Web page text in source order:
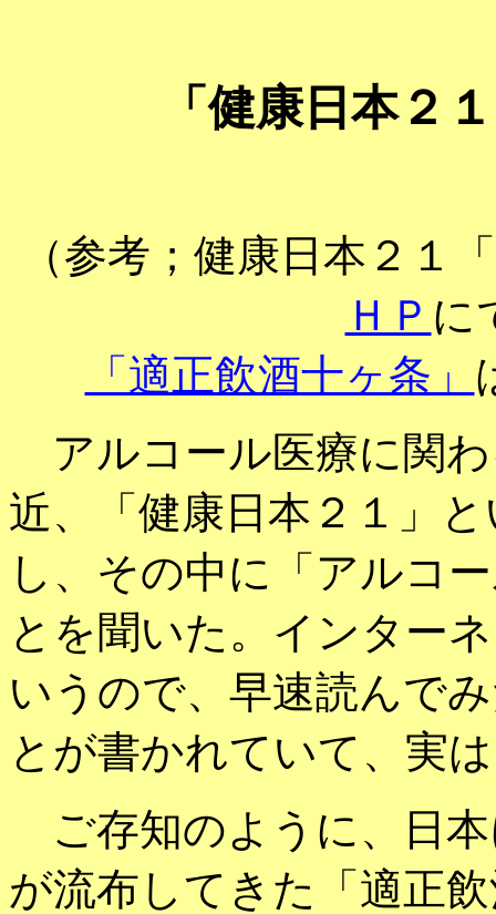
「健康日本２
（参考；健康日本２１
ＨＰ に
「適正飲酒十ヶ条」
アルコール医療に関
近、「健康日本２１」
し、その中に「アルコ
とを聞いた。インター
いうので、早速読んで
とが書かれていて、実
ご存知のように、日
が流布してきた「適正